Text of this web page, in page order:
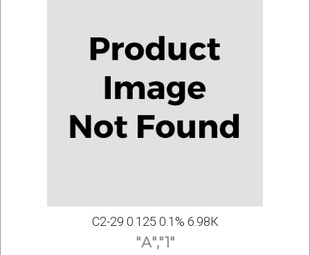
С2-29 0.125 0.1% 6.98К
"А","1"